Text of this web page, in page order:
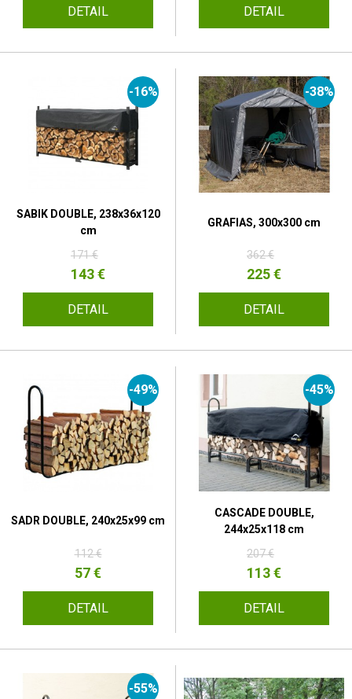
DETAIL DETAIL
-16%
SABIK DOUBLE, 238x36x120
cm
171 €
143 €
DETAIL
-38%
GRAFIAS, 300x300 cm
362 €
225 €
DETAIL
-49%
SADR DOUBLE, 240x25x99 cm
112 €
57 €
DETAIL
-45%
CASCADE DOUBLE,
244x25x118 cm
207 €
113 €
DETAIL
-55%